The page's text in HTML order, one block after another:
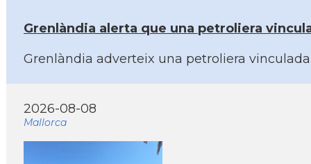
Grenlàndia alerta que una petroliera
Grenlàndia adverteix una petroliera
2026-08-08
Mallorca